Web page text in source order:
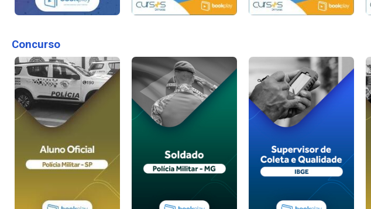
Concurso